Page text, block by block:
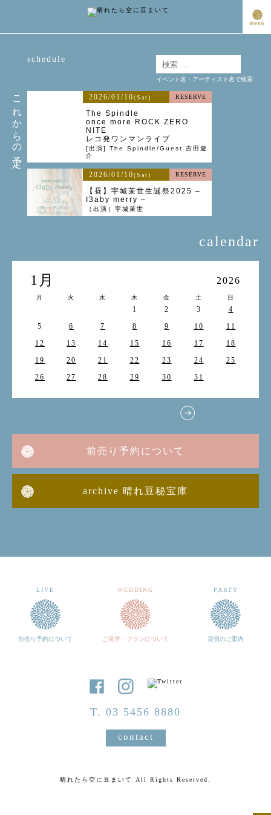
これからの予定
schedule
2026/01/10(Sat) RESERVE
The Spindle
once more ROCK ZERO
NITE
レコ発ワンマンライブ
[出演] The Spindle/Guest 吉田遊
介
2026/01/10(Sat) RESERVE
【昼】宇城茉世生誕祭2025 –
I3aby merry –
［出演］宇城茉世
calendar
1月 2026
月 火 水 木 金 土 日
1 2 3
4
5
6 7 8 9 10
11
12
13 14 15 16 17
18
19
20 21 22 23 24
25
26
27 28 29 30 31
イベント名・アーティスト名で検索
前売り予約について
archive 晴れ豆秘宝庫
LIVE
前売り予約について
WEDDING
ご見学・プランについて
PARTY
貸切のご案内
T. 03 5456 8880
contact
晴れたら空に豆まいて All Rights Reserved.